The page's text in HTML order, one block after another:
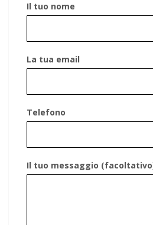
Il tuo nome
La tua email
Telefono
Il tuo messaggio